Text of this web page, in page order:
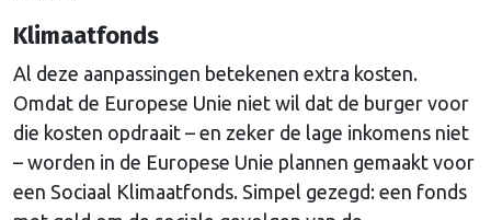
Klimaatfonds
Al deze aanpassingen betekenen extra kosten.
Omdat de Europese Unie niet wil dat de burger voor
die kosten opdraait – en zeker de lage inkomens niet
– worden in de Europese Unie plannen gemaakt voor
een Sociaal Klimaatfonds. Simpel gezegd: een fonds